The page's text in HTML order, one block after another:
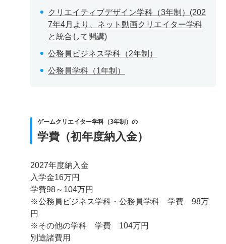
クリエイティブデザイン学科（3年制）(202
7年4月より、ネット動画クリエイター学科
と統合して開講)
公務員ビジネス学科（2年制）
公務員学科（1年制）
ゲームクリエイター学科（3年制）の
学費（初年度納入金）
2027年度納入金
入学金16万円
学費98～104万円
※公務員ビジネス学科・公務員学科 学費 98万
円
※その他の学科 学費 104万円
別途諸費用